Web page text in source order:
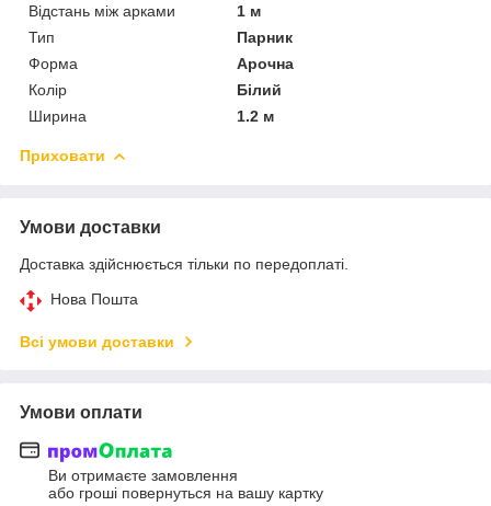
Відстань між арками
1 м
Тип
Парник
Форма
Арочна
Колір
Білий
Ширина
1.2 м
Приховати
Умови доставки
Доставка здійснюється тільки по передоплаті.
Нова Пошта
Всі умови доставки
Умови оплати
Ви отримаєте замовлення
або гроші повернуться на вашу картку